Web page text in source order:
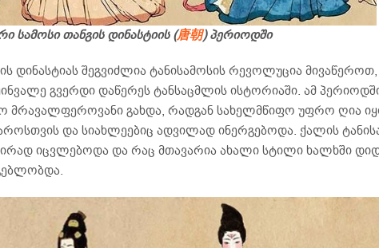
სამოსი თანგის დინასტიის (唐朝) პერიოდში
დინასტიას შეგვიძლია ტანისამოსის რევოლუცია
გვერდი დაწერეს ტანსაცმლის ისტორიაში. ამ
მრავალფეროვანი გახდა, რადგან სახელმწიფო უფრო ღია
და სიახლეებიც ადვილად ინერგებოდა. ქალის
იცვლებოდა და რაც მთავარია ახალი სტილი ხალხში